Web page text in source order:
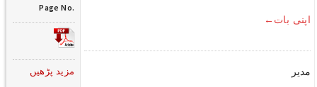
اپنی بات←
مدیر
Page No.
مزید پڑھیں